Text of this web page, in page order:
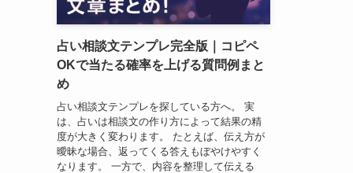
占い相談文テンプレ完全版｜コピペ
OKで当たる確率を上げる質問例まと
め
占い相談文テンプレを探している方へ。 実
は、占いは相談文の作り方によって結果の精
度が大きく変わります。 たとえば、伝え方が
曖昧な場合、返ってくる答えもぼやけやすく
なります。 一方で、内容を整理して伝える